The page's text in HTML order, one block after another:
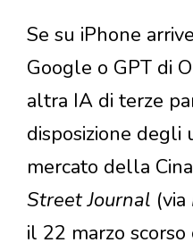
Se su iPhone
Google o GPT di
altra IA di terze
disposizione
mercato della
Street Journal (via
il 22 marzo